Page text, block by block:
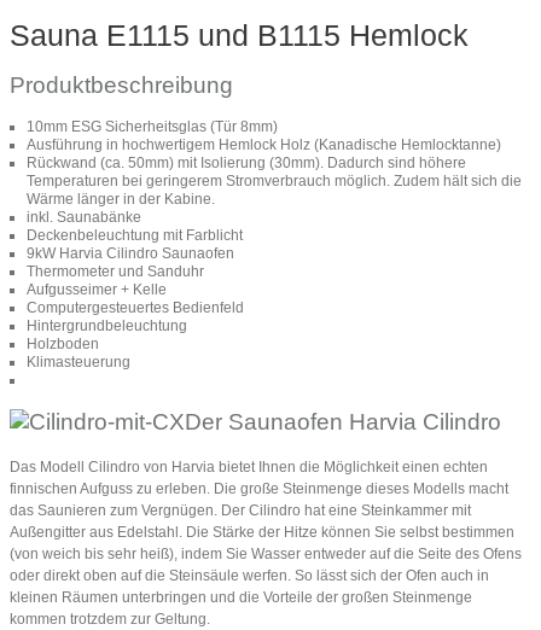
Sauna E1115 und B1115 Hemlock
Produktbeschreibung
10mm ESG Sicherheitsglas (Tür 8mm)
Ausführung in hochwertigem Hemlock Holz (Kanadische Hemlocktanne)
Rückwand (ca. 50mm) mit Isolierung (30mm). Dadurch sind höhere
Temperaturen bei geringerem Stromverbrauch möglich. Zudem hält sich die
Wärme länger in der Kabine.
inkl. Saunabänke
Deckenbeleuchtung mit Farblicht
9kW Harvia Cilindro Saunaofen
Thermometer und Sanduhr
Aufgusseimer + Kelle
Computergesteuertes Bedienfeld
Hintergrundbeleuchtung
Holzboden
Klimasteuerung
Der Saunaofen Harvia Cilindro
Das Modell Cilindro von Harvia bietet Ihnen die Möglichkeit einen echten
finnischen Aufguss zu erleben. Die große Steinmenge dieses Modells macht
das Saunieren zum Vergnügen. Der Cilindro hat eine Steinkammer mit
Außengitter aus Edelstahl. Die Stärke der Hitze können Sie selbst bestimmen
(von weich bis sehr heiß), indem Sie Wasser entweder auf die Seite des Ofens
oder direkt oben auf die Steinsäule werfen. So lässt sich der Ofen auch in
kleinen Räumen unterbringen und die Vorteile der großen Steinmenge
kommen trotzdem zur Geltung.